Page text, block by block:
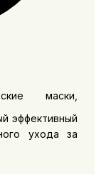
маски,
эффективный
ухода за